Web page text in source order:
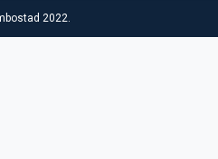
2022.